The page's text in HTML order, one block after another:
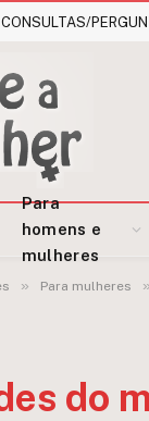
CONSULTAS/
Para
homens e
mulheres
» Para mulheres »
do